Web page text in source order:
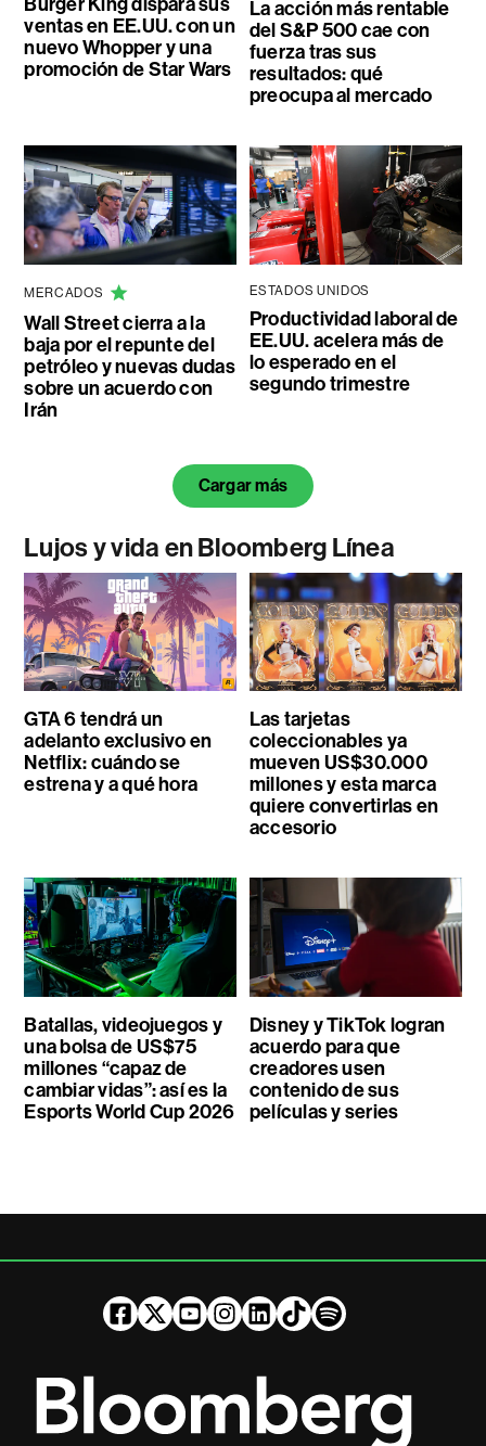
ventas en EE.UU. con un
nuevo Whopper y una
promoción de Star Wars
La acción más rentable
del S&P 500 cae con
fuerza tras sus
resultados: qué
preocupa al mercado
MERCADOS
Wall Street cierra a la
baja por el repunte del
petróleo y nuevas dudas
sobre un acuerdo con
Irán
ESTADOS UNIDOS
Productividad laboral de
EE.UU. acelera más de
lo esperado en el
segundo trimestre
Cargar más
Lujos y vida en Bloomberg Línea
GTA 6 tendrá un
adelanto exclusivo en
Netflix: cuándo se
estrena y a qué hora
Las tarjetas
coleccionables ya
mueven US$30.000
millones y esta marca
quiere convertirlas en
accesorio
Batallas, videojuegos y
una bolsa de US$75
millones “capaz de
cambiar vidas”: así es la
Esports World Cup 2026
Disney y TikTok logran
acuerdo para que
creadores usen
contenido de sus
películas y series